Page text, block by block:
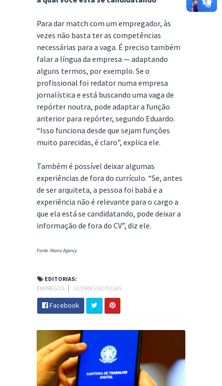
Para dar match com um empregador, às
vezes não basta ter as competências
necessárias para a vaga. É preciso também
falar a língua da empresa — adaptando
alguns termos, por exemplo. Se o
profissional foi redator numa empresa
jornalística e está buscando uma vaga de
repórter noutra, pode adaptar a função
anterior para repórter, segundo Eduardo.
“Isso funciona desde que sejam funções
muito parecidas, é claro”, explica ele.
Também é possível deixar algumas
experiências de fora do currículo. “Se, antes
de ser arquiteta, a pessoa foi babá e a
experiência não é relevante para o cargo a
que ela está se candidatando, pode deixar a
informação de fora do CV”, diz ele.
Fonte: Marco Agency
EDITORIAS:
EMPREGOS
ÚLTIMAS NOTÍCIAS
Facebook